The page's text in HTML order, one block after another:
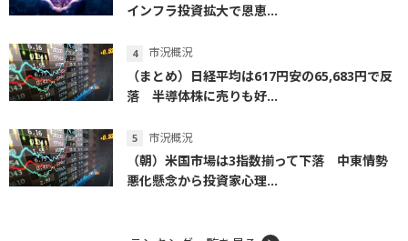
インフラ投資拡大で恩恵...
市況概況
（まとめ）日経平均は617円安の65,683円で反
落 半導体株に売りも好...
市況概況
（朝）米国市場は3指数揃って下落 中東情勢
悪化懸念から投資家心理...